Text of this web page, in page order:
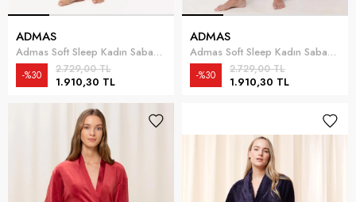
ADMAS
Admas Soft Sleep Kadın Sabahlık
1.910,30 TL
2.729,00 TL
%30
ADMAS
Admas Soft Sleep Kadın Sabahlık
1.910,30 TL
2.729,00 TL
%30